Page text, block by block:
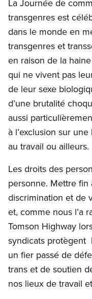
La Journée de
transgenres est
dans le monde en
transgenres et
en raison de la
qui ne vivent pas
de leur sexe
d’une brutalité
aussi
à l’exclusion sur
au travail ou ailleurs.
Les droits des
personne. Mettre
discrimination et de
et, comme nous l’a
Tomson Highway
syndicats protègent
un fier passé de
trans et de soutien
nos lieux de travail